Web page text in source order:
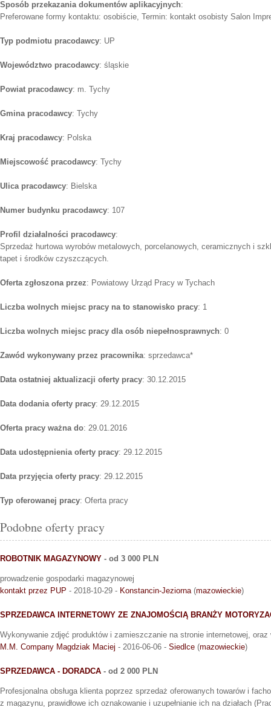
Sposób przekazania dokumentów aplikacyjnych:
Preferowane formy kontaktu: osobiście, Termin: kontakt osobisty Salon
Typ podmiotu pracodawcy: UP
Województwo pracodawcy: śląskie
Powiat pracodawcy: m. Tychy
Gmina pracodawcy: Tychy
Kraj pracodawcy: Polska
Miejscowość pracodawcy: Tychy
Ulica pracodawcy: Bielska
Numer budynku pracodawcy: 107
Profil działalności pracodawcy:
Sprzedaż hurtowa wyrobów metalowych, porcelanowych, ceramicznych i
tapet i środków czyszczących.
Oferta zgłoszona przez: Powiatowy Urząd Pracy w Tychach
Liczba wolnych miejsc pracy na to stanowisko pracy: 1
Liczba wolnych miejsc pracy dla osób niepełnosprawnych: 0
Zawód wykonywany przez pracownika: sprzedawca*
Data ostatniej aktualizacji oferty pracy: 30.12.2015
Data dodania oferty pracy: 29.12.2015
Oferta pracy ważna do: 29.01.2016
Data udostępnienia oferty pracy: 29.12.2015
Data przyjęcia oferty pracy: 29.12.2015
Typ oferowanej pracy: Oferta pracy
Podobne oferty pracy
ROBOTNIK MAGAZYNOWY - od 3 000 PLN
prowadzenie gospodarki magazynowej
kontakt przez PUP - 2018-10-29 - Konstancin-Jeziorna(mazowieckie)
SPRZEDAWCA INTERNETOWY ZE ZNAJOMOŚCIĄ BRANŻY
Wykonywanie zdjęć produktów i zamieszczanie na stronie internetowej, oraz
M.M. Company Magdziak Maciej - 2016-06-06 - Siedlce (mazowieckie)
SPRZEDAWCA - DORADCA - od 2 000 PLN
Profesjonalna obsługa klienta poprzez sprzedaż oferowanych towarów i
z magazynu, prawidłowe ich oznakowanie i uzupełnianie ich na działach